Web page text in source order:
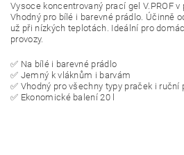
Vysoce koncentrovaný prací gel V.PROF
Vhodný pro bílé i barevné prádlo. Účinně
už při nízkých teplotách. Ideální pro
provozy.
✅ Na bílé i barevné prádlo
✅ Jemný k vláknům i barvám
✅ Vhodný pro všechny typy praček i ruční
✅ Ekonomické balení 20 l